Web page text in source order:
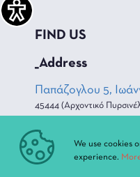
FIND US
_Address
Παπάζογλου 5,
45444 (Αρχοντικό
_PhoneWe use cookies
experience.